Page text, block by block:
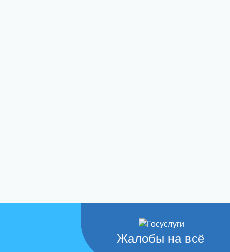
Жалобы на всё